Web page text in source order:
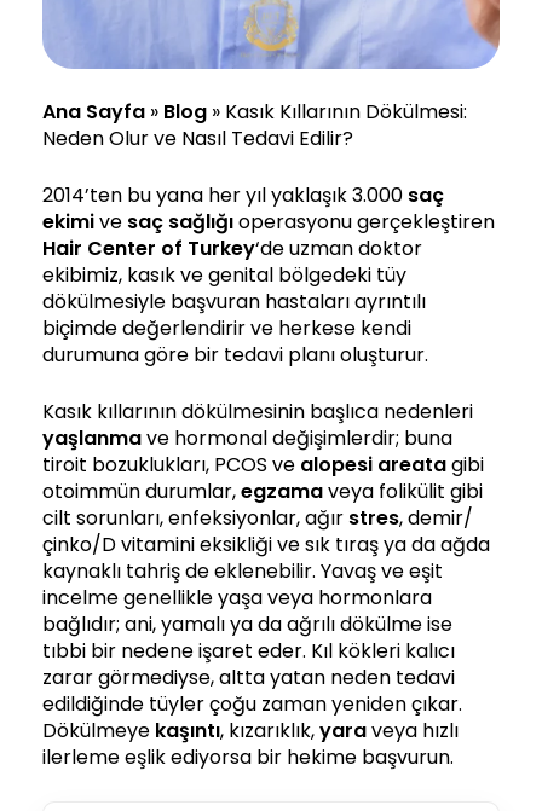
Ana Sayfa » Blog » Kasık Kıllarının Dökülmesi:
Neden Olur ve Nasıl Tedavi Edilir?
2014’ten bu yana her yıl yaklaşık 3.000 saç
ekimive saç sağlığıoperasyonu gerçekleştiren
Hair Center of Turkey‘de uzman doktor
ekibimiz, kasık ve genital bölgedeki tüy
dökülmesiyle başvuran hastaları ayrıntılı
biçimde değerlendirir ve herkese kendi
durumuna göre bir tedavi planı oluşturur.
Kasık kıllarının dökülmesinin başlıca nedenleri
yaşlanmave hormonal değişimlerdir; buna
tiroit bozuklukları, PCOS ve alopesi areatagibi
otoimmün durumlar,egzamaveya folikülit gibi
cilt sorunları, enfeksiyonlar, ağır stres, demir/
çinko/D vitamini eksikliği ve sık tıraş ya da ağda
kaynaklı tahriş de eklenebilir. Yavaş ve eşit
incelme genellikle yaşa veya hormonlara
bağlıdır; ani, yamalı ya da ağrılı dökülme ise
tıbbi bir nedene işaret eder. Kıl kökleri kalıcı
zarar görmediyse, altta yatan neden tedavi
edildiğinde tüyler çoğu zaman yeniden çıkar.
Dökülmeye kaşıntı, kızarıklık,yaraveya hızlı
ilerleme eşlik ediyorsa bir hekime başvurun.